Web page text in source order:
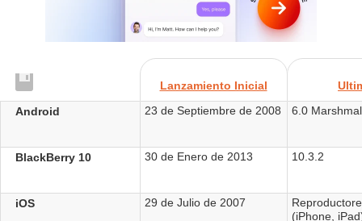
Lanzamiento Inicial
Android
23 de Septiembre de 2008 6.0
BlackBerry 10 30 de Enero de 2013 10.3.2
iOS 29 de Julio de 2007
(iPhone,